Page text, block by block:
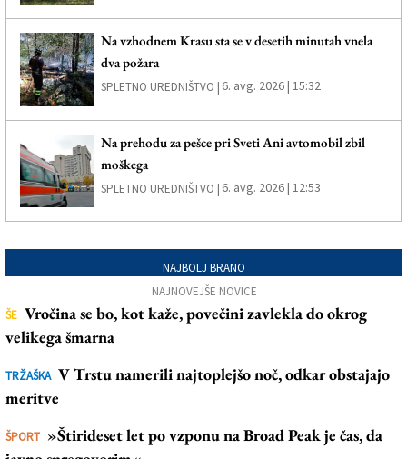
Na vzhodnem Krasu sta se v desetih minutah vnela
dva požara
SPLETNO UREDNIŠTVO | 6. avg. 2026 | 15:32
Na prehodu za pešce pri Sveti Ani avtomobil zbil
moškega
SPLETNO UREDNIŠTVO | 6. avg. 2026 | 12:53
NAJBOLJ BRANO
NAJNOVEJŠE NOVICE
ŠE Vročina se bo, kot kaže, povečini zavlekla do okrog
velikega šmarna
TRŽAŠKA V Trstu namerili najtoplejšo noč, odkar obstajajo
meritve
ŠPORT »Štirideset let po vzponu na Broad Peak je čas, da